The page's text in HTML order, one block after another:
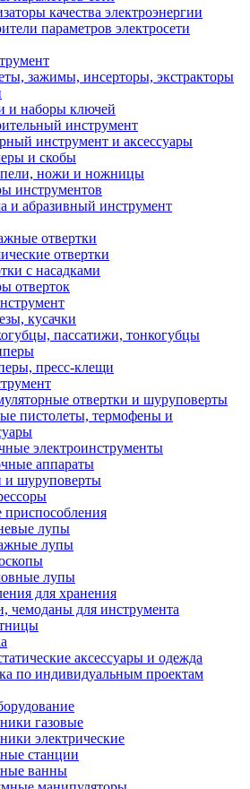
качества электроэнергии
параметров электросети
зажимы, инсерторы, экстракторы
и наборы ключей
инструмент
инструмент и аксессуары
и скобы
ножи и ножницы
инструментов
и абразивный инструмент
отвертки
отвертки
с насадками
отверток
кусачки
пассатижи, тонкогубцы
пресс-клещи
отвертки и шуруповерты
пистолеты, термофены и
электроинструменты
аппараты
и шуруповерты
приспособления
лупы
лупы
лупы
для хранения
чемоданы для инструмента
аксессуары и одежда
по индивидуальным проектам
газовые
электрические
станции
ванны